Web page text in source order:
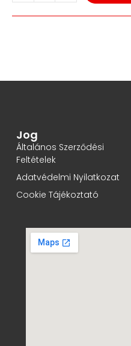
Jog
Általános Szerződési
Feltételek
Adatvédelmi Nyilatkozat
Cookie Tájékoztató